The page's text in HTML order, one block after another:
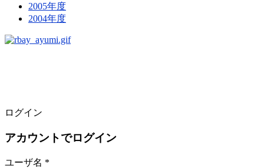
2005年度
2004年度
ログイン
アカウントでログイン
ユーザ名 *